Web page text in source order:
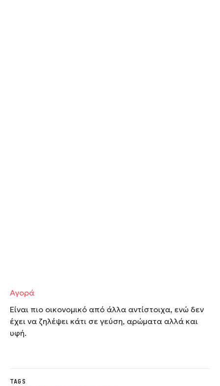
Αγορά
Είναι πιο οικονομικό από άλλα αντίστοιχα, ενώ δεν
έχει να ζηλέψει κάτι σε γεύση, αρώματα αλλά και
υφή.
TAGS